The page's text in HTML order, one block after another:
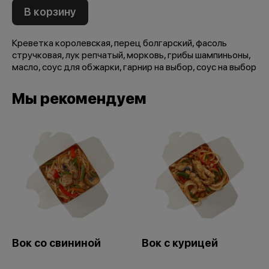
В корзину
Креветка королевская, перец болгарский, фасоль
стручковая, лук репчатый, морковь, грибы шампиньоны,
масло, соус для обжарки, гарнир на выбор, соус на выбор
Мы рекомендуем
Вок со свининой Вок с курицей